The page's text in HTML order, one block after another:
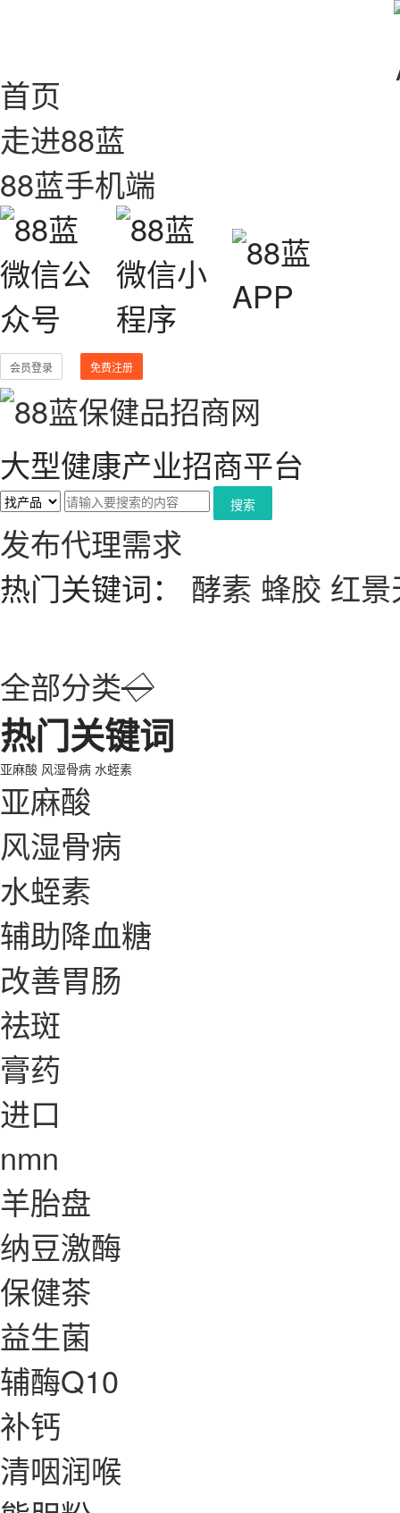
首页
走进88蓝
88蓝手机端
会员登录 免费注册
大型健康产业招商平台
搜索
发布代理需求
热门关键词： 酵素 蜂胶 红景
全部分类◇
热门关键词
亚麻酸 风湿骨病 水蛭素
亚麻酸
风湿骨病
水蛭素
辅助降血糖
改善胃肠
祛斑
膏药
进口
nmn
羊胎盘
纳豆激酶
保健茶
益生菌
辅酶Q10
补钙
清咽润喉